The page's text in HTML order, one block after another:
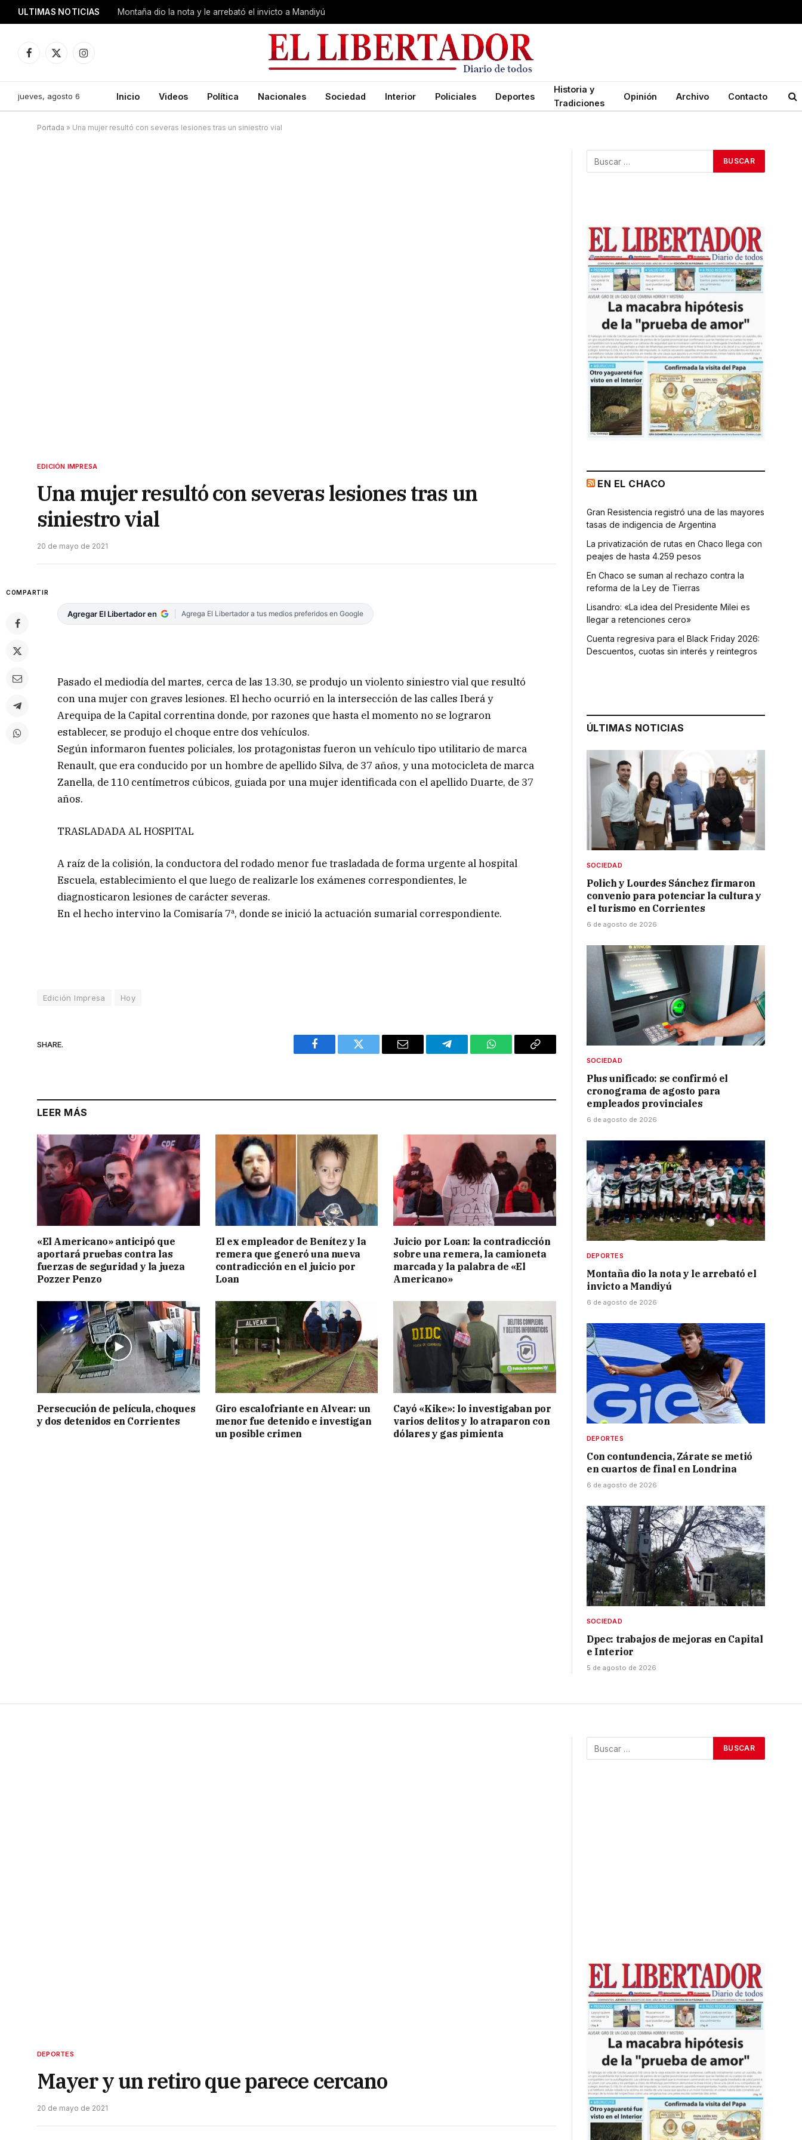
ULTIMAS NOTICIAS Montaña dio la nota y le arrebató el invicto a Mandiyú
Facebook
X
Instagram
jueves, agosto 6 Inicio Videos Política Nacionales Sociedad Interior Policiales Deportes
Historia y
Tradiciones
Opinión Archivo Contacto
Portada » Una mujer resultó con severas lesiones tras un siniestro vial
EDICIÓN IMPRESA
Una mujer resultó con severas lesiones tras un
siniestro vial
20 de mayo de 2021
COMPARTIR
Agregar El Libertador en Agrega El Libertador a tus medios preferidos en Google
Pasado el mediodía del martes, cerca de las 13.30, se produjo un violento siniestro vial que resultó
con una mujer con graves lesiones. El hecho ocurrió en la intersección de las calles Iberá y
Arequipa de la Capital correntina donde, por razones que hasta el momento no se lograron
establecer, se produjo el choque entre dos vehículos.
Según informaron fuentes policiales, los protagonistas fueron un vehículo tipo utilitario de marca
Renault, que era conducido por un hombre de apellido Silva, de 37 años, y una motocicleta de marca
Zanella, de 110 centímetros cúbicos, guiada por una mujer identificada con el apellido Duarte, de 37
años.
TRASLADADA AL HOSPITAL
A raíz de la colisión, la conductora del rodado menor fue trasladada de forma urgente al hospital
Escuela, establecimiento el que luego de realizarle los exámenes correspondientes, le
diagnosticaron lesiones de carácter severas.
En el hecho intervino la Comisaría 7ª, donde se inició la actuación sumarial correspondiente.
Edición Impresa Hoy
SHARE.
Facebook Twitter Email Telegram WhatsAppCopy
LEER MÁS
«El Americano» anticipó que
aportará pruebas contra las
fuerzas de seguridad y la jueza
Pozzer Penzo
El ex empleador de Benítez y la
remera que generó una nueva
contradicción en el juicio por
Loan
Juicio por Loan: la contradicción
sobre una remera, la camioneta
marcada y la palabra de «El
Americano»
Persecución de película, choques
y dos detenidos en Corrientes
Giro escalofriante en Alvear: un
menor fue detenido e investigan
un posible crimen
Cayó «Kike»: lo investigaban por
varios delitos y lo atraparon con
dólares y gas pimienta
EN EL CHACO
Gran Resistencia registró una de las mayores
tasas de indigencia de Argentina
La privatización de rutas en Chaco llega con
peajes de hasta 4.259 pesos
En Chaco se suman al rechazo contra la
reforma de la Ley de Tierras
Lisandro: «La idea del Presidente Milei es
llegar a retenciones cero»
Cuenta regresiva para el Black Friday 2026:
Descuentos, cuotas sin interés y reintegros
ÚLTIMAS NOTICIAS
SOCIEDAD
Polich y Lourdes Sánchez firmaron
convenio para potenciar la cultura y
el turismo en Corrientes
6 de agosto de 2026
SOCIEDAD
Plus unificado: se confirmó el
cronograma de agosto para
empleados provinciales
6 de agosto de 2026
DEPORTES
Montaña dio la nota y le arrebató el
invicto a Mandiyú
6 de agosto de 2026
DEPORTES
Con contundencia, Zárate se metió
en cuartos de final en Londrina
6 de agosto de 2026
SOCIEDAD
Dpec: trabajos de mejoras en Capital
e Interior
5 de agosto de 2026
DEPORTES
Mayer y un retiro que parece cercano
20 de mayo de 2021